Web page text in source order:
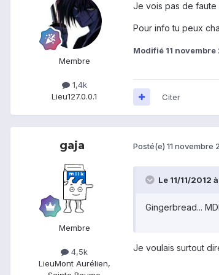
Membre
1,4k
Lieu127.0.0.1
Je vois pas de
Pour info tu peux
Modifié 11 novembre
Citer
gaja
Membre
4,5k
LieuMont Aurélien,
Posté(e) 11 novembre
Le 11/11/2012
Gingerbread...
Je voulais surtout